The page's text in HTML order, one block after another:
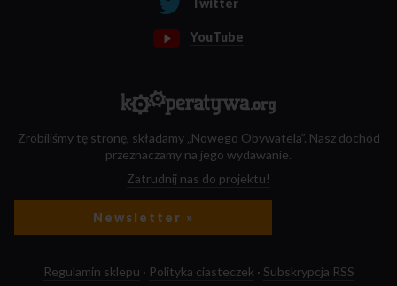
YouTube
Zrobiliśmy tę stronę, składamy „Nowego Obywatela”. Nasz dochód
przeznaczamy na jego wydawanie.
Zatrudnij nas do projektu!
Newsletter »
Regulamin sklepu · Polityka ciasteczek · Subskrypcja RSS